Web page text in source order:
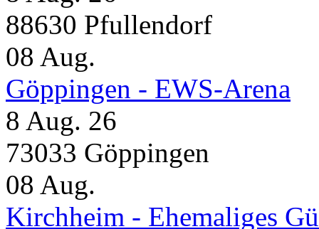
88630 Pfullendorf
08 Aug.
Göppingen - EWS-Arena
8 Aug. 26
73033 Göppingen
08 Aug.
Kirchheim - Ehemaliges